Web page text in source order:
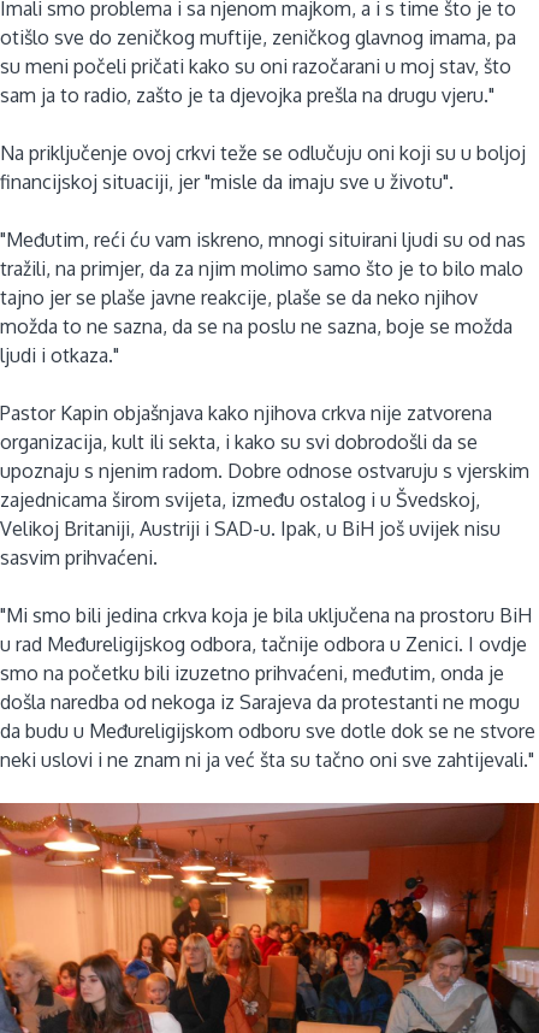
Imali smo problema i sa njenom majkom, a i s time što je to
otišlo sve do zeničkog muftije, zeničkog glavnog imama, pa
su meni počeli pričati kako su oni razočarani u moj stav, što
sam ja to radio, zašto je ta djevojka prešla na drugu vjeru."
Na priključenje ovoj crkvi teže se odlučuju oni koji su u boljoj
financijskoj situaciji, jer "misle da imaju sve u životu".
"Međutim, reći ću vam iskreno, mnogi situirani ljudi su od nas
tražili, na primjer, da za njim molimo samo što je to bilo malo
tajno jer se plaše javne reakcije, plaše se da neko njihov
možda to ne sazna, da se na poslu ne sazna, boje se možda
ljudi i otkaza."
Pastor Kapin objašnjava kako njihova crkva nije zatvorena
organizacija, kult ili sekta, i kako su svi dobrodošli da se
upoznaju s njenim radom. Dobre odnose ostvaruju s vjerskim
zajednicama širom svijeta, između ostalog i u Švedskoj,
Velikoj Britaniji, Austriji i SAD-u. Ipak, u BiH još uvijek nisu
sasvim prihvaćeni.
"Mi smo bili jedina crkva koja je bila uključena na prostoru BiH
u rad Međureligijskog odbora, tačnije odbora u Zenici. I ovdje
smo na početku bili izuzetno prihvaćeni, međutim, onda je
došla naredba od nekoga iz Sarajeva da protestanti ne mogu
da budu u Međureligijskom odboru sve dotle dok se ne stvore
neki uslovi i ne znam ni ja već šta su tačno oni sve zahtijevali."